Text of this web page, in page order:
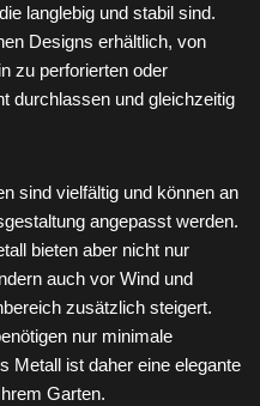
langlebig und stabil sind.
Designs erhältlich, von
zu perforierten oder
durchlassen und gleichzeitig
sind vielfältig und können an
angepasst werden.
bieten aber nicht nur
auch vor Wind und
zusätzlich steigert.
nur minimale
Metall ist daher eine elegante
Garten.